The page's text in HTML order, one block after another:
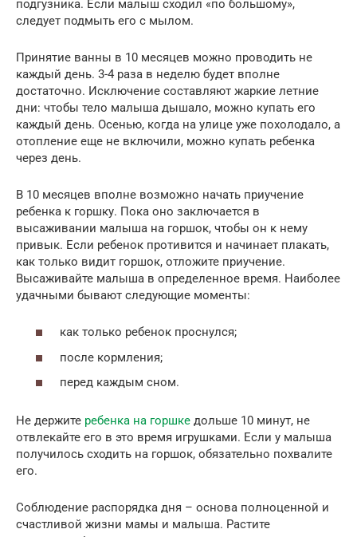
подгузника. Если малыш сходил «по большому»,
следует подмыть его с мылом.
Принятие ванны в 10 месяцев можно проводить не
каждый день. 3-4 раза в неделю будет вполне
достаточно. Исключение составляют жаркие летние
дни: чтобы тело малыша дышало, можно купать его
каждый день. Осенью, когда на улице уже похолодало, а
отопление еще не включили, можно купать ребенка
через день.
В 10 месяцев вполне возможно начать приучение
ребенка к горшку. Пока оно заключается в
высаживании малыша на горшок, чтобы он к нему
привык. Если ребенок противится и начинает плакать,
как только видит горшок, отложите приучение.
Высаживайте малыша в определенное время. Наиболее
удачными бывают следующие моменты:
как только ребенок проснулся;
после кормления;
перед каждым сном.
Не держите ребенка на горшке дольше 10 минут, не
отвлекайте его в это время игрушками. Если у малыша
получилось сходить на горшок, обязательно похвалите
его.
Соблюдение распорядка дня – основа полноценной и
счастливой жизни мамы и малыша. Растите